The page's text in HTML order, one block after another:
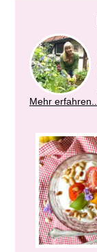
Mehr erfahren...